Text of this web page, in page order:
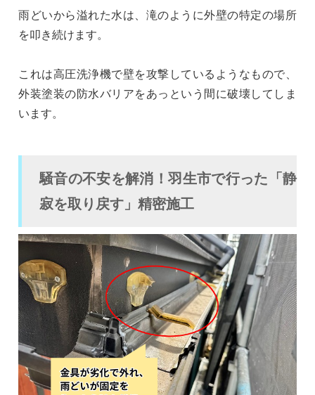
雨どいから溢れた水は、滝のように外壁の特定の場所
を叩き続けます。
これは高圧洗浄機で壁を攻撃しているようなもので、
外装塗装の防水バリアをあっという間に破壊してしま
います。
騒音の不安を解消！羽生市で行った「静
寂を取り戻す」精密施工